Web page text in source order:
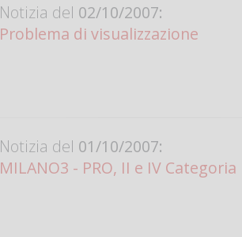
Notizia del 02/10/2007:
Problema di visualizzazione
Notizia del 01/10/2007:
MILANO3 - PRO, II e IV Categoria